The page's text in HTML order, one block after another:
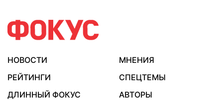
НОВОСТИ
МНЕНИЯ
РЕЙТИНГИ
СПЕЦТЕМЫ
ДЛИННЫЙ ФОКУС
АВТОРЫ